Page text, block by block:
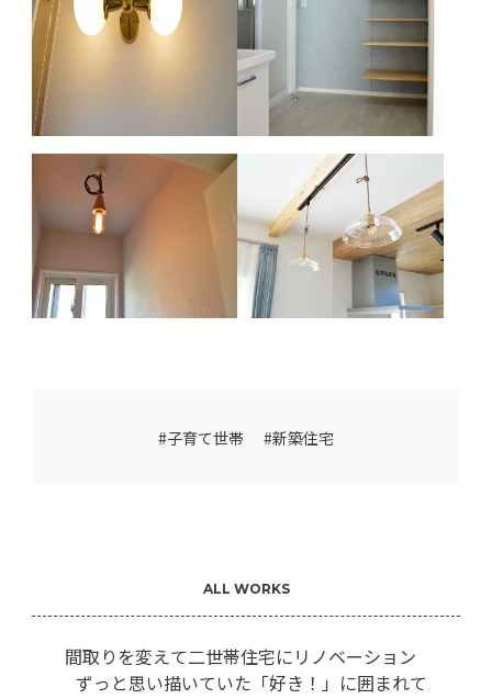
子育て世帯 新築住宅
ALL WORKS
間取りを変えて二世帯住宅にリノベーション
ずっと思い描いていた「好き！」に囲まれて